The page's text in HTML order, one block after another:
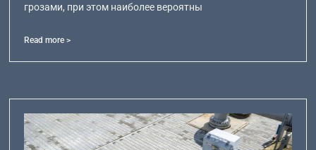
грозами, при этом наиболее вероятны
Read more >